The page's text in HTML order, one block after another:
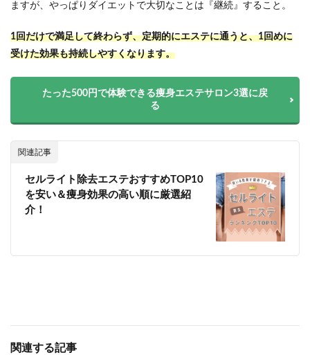
ますが、やっぱりダイエットで大切なことは『継続』すること。
1回だけで満足して終わらず、定期的にエステに通うと、1回めに
受けた効果も持続しやすくなります。
たった500円で体験できる痩身エステサロン3選に戻
る
関連記事
セルライト除去エステおすすめTOP10
を安い＆痩身効果の高い順に厳選紹
介！
関連する記事